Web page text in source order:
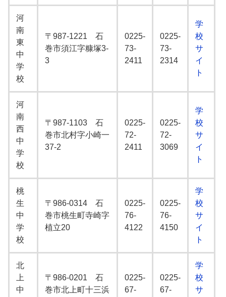
河
南
東
中
学
校
〒987-1221 石
巻市須江字糠塚3-
3
0225-
73-
2411
0225-
73-
2314
学
校
サ
イ
ト
河
南
西
中
学
校
〒987-1103 石
巻市北村字小崎一
37-2
0225-
72-
2411
0225-
72-
3069
学
校
サ
イ
ト
桃
生
中
学
校
〒986-0314 石
巻市桃生町寺崎字
植立20
0225-
76-
4122
0225-
76-
4150
学
校
サ
イ
ト
北
上
中
〒986-0201 石
巻市北上町十三浜
0225-
67-
0225-
67-
学
校
サ